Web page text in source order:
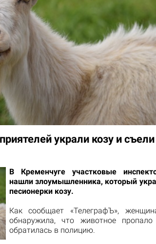
украли козу и
В Кременчуге участковые
нашли злоумышленника, который
песионерки козу.
Как сообщает «ТелеграфЪ»,
обнаружила, что животное
обратилась в полицию.